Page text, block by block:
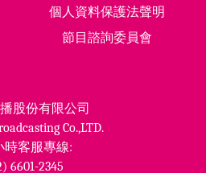
個人資料保護法聲明
節目諮詢委員會
股份有限公司
Co.,LTD.
時客服專線:
6601-2345